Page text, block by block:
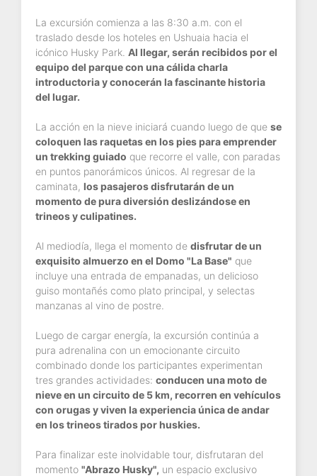
La excursión comienza a las 8:30 a.m. con el
traslado desde los hoteles en Ushuaia hacia el
icónico Husky Park. Al llegar, serán recibidos por el
equipo del parque con una cálida charla
introductoria y conocerán la fascinante historia
del lugar.
La acción en la nieve iniciará cuando luego de que se
coloquen las raquetas en los pies para emprender
un trekking guiado que recorre el valle, con paradas
en puntos panorámicos únicos. Al regresar de la
caminata, los pasajeros disfrutarán de un
momento de pura diversión deslizándose en
trineos y culipatines.
Al mediodía, llega el momento de disfrutar de un
exquisito almuerzo en el Domo "La Base" que
incluye una entrada de empanadas, un delicioso
guiso montañés como plato principal, y selectas
manzanas al vino de postre.
Luego de cargar energía, la excursión continúa a
pura adrenalina con un emocionante circuito
combinado donde los participantes experimentan
tres grandes actividades: conducen una moto de
nieve en un circuito de 5 km, recorren en vehículos
con orugas y viven la experiencia única de andar
en los trineos tirados por huskies.
Para finalizar este inolvidable tour, disfrutaran del
momento "Abrazo Husky", un espacio exclusivo